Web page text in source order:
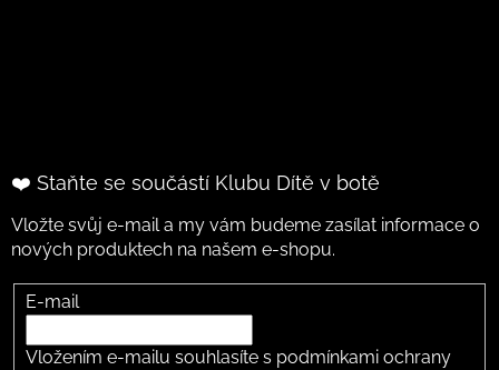
❤️ Staňte se součástí Klubu Dítě v botě
Vložte svůj e-mail a my vám budeme zasílat informace o
nových produktech na našem e-shopu.
E-mail
Vložením e-mailu souhlasíte s podmínkami ochrany